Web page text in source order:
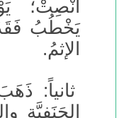
أَنْصِتْ؛
يَخْطُبُ
الإثمُ.
ثانياً:
الحَنَفِيَّةِ